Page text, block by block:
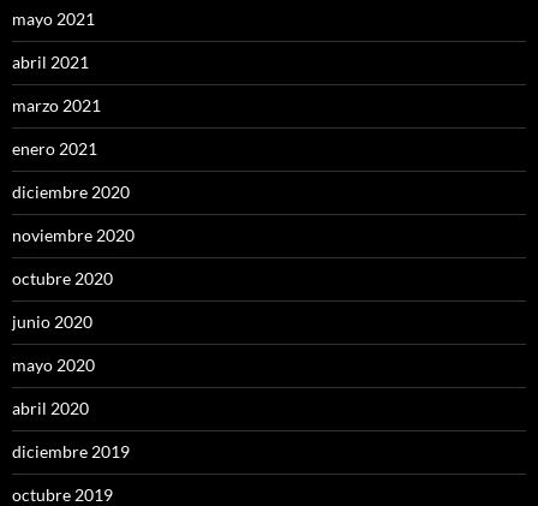
mayo 2021
abril 2021
marzo 2021
enero 2021
diciembre 2020
noviembre 2020
octubre 2020
junio 2020
mayo 2020
abril 2020
diciembre 2019
octubre 2019